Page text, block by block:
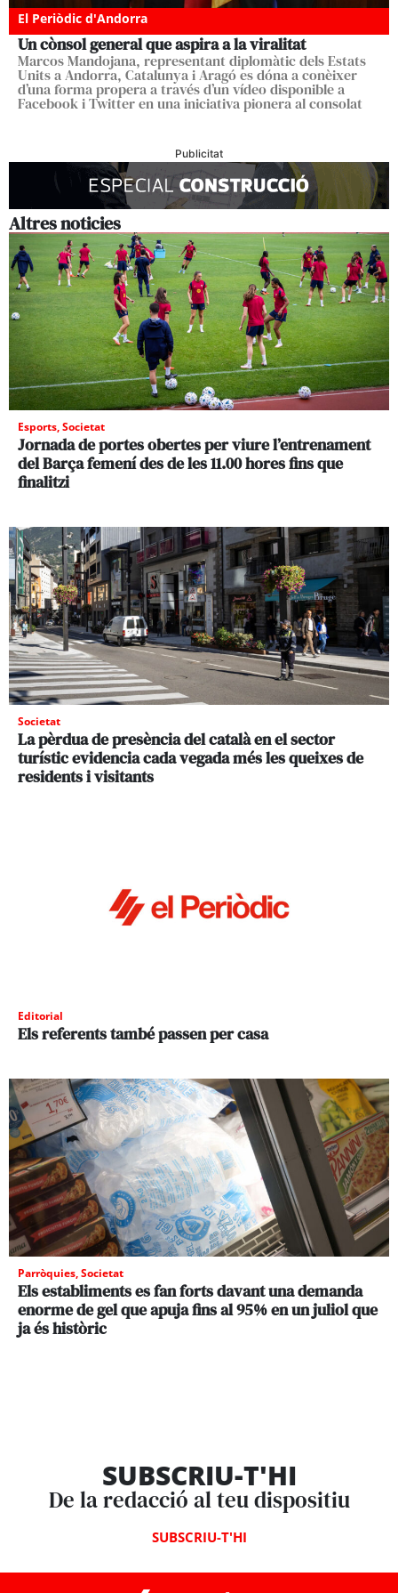
El Periòdic d'Andorra
Un cònsol general que aspira a la viralitat
Marcos Mandojana, representant diplomàtic dels Estats
Units a Andorra, Catalunya i Aragó es dóna a conèixer
d’una forma propera a través d’un vídeo disponible a
Facebook i Twitter en una iniciativa pionera al consolat
Publicitat
Altres noticies
Esports,Societat
Jornada de portes obertes per viure l’entrenament
del Barça femení des de les 11.00 hores fins que
finalitzi
Societat
La pèrdua de presència del català en el sector
turístic evidencia cada vegada més les queixes de
residents i visitants
Editorial
Els referents també passen per casa
Parròquies,Societat
Els establiments es fan forts davant una demanda
enorme de gel que apuja fins al 95% en un juliol que
ja és històric
SUBSCRIU-T'HI
De la redacció al teu dispositiu
SUBSCRIU-T'HI